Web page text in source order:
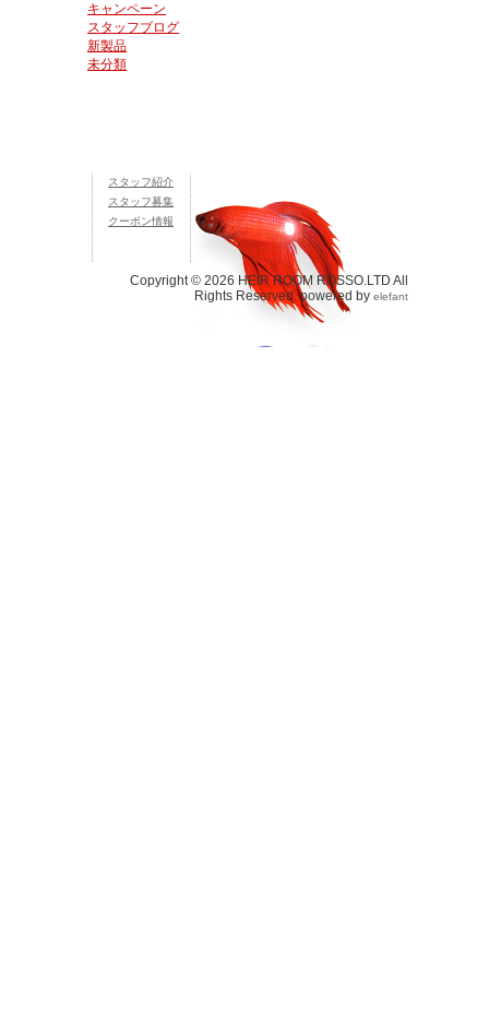
キャンペーン
スタッフブログ
新製品
未分類
スタッフ紹介
スタッフ募集
クーポン情報
Copyright © 2026 HEIR ROOM ROSSO.LTD All
Rights Reserved. powered by elefant